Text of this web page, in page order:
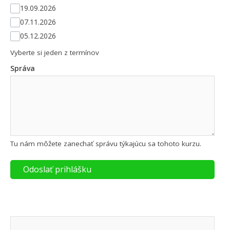
19.09.2026
07.11.2026
05.12.2026
Vyberte si jeden z termínov
Správa
Tu nám môžete zanechať správu týkajúcu sa tohoto kurzu.
Odoslať prihlášku